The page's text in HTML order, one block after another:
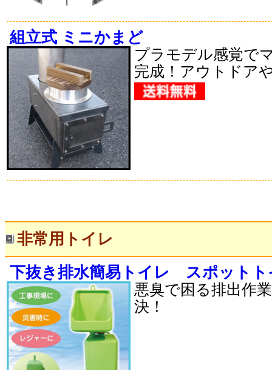
組立式 ミニかまど
プラモデル感覚で
完成！アウトドア
非常用トイレ
下抜き排水簡易トイレ スポットト
悪臭で困る排出作
決！